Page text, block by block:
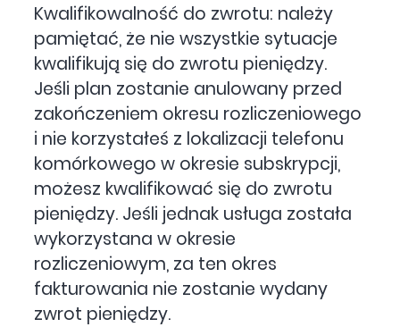
Kwalifikowalność do zwrotu: należy
pamiętać, że nie wszystkie sytuacje
kwalifikują się do zwrotu pieniędzy.
Jeśli plan zostanie anulowany przed
zakończeniem okresu rozliczeniowego
i nie korzystałeś z lokalizacji telefonu
komórkowego w okresie subskrypcji,
możesz kwalifikować się do zwrotu
pieniędzy. Jeśli jednak usługa została
wykorzystana w okresie
rozliczeniowym, za ten okres
fakturowania nie zostanie wydany
zwrot pieniędzy.